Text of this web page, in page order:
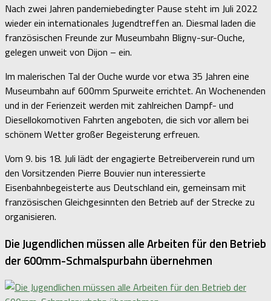
Nach zwei Jahren pandemiebedingter Pause steht im Juli 2022
wieder ein internationales Jugendtreffen an. Diesmal laden die
französischen Freunde zur Museumbahn Bligny-sur-Ouche,
gelegen unweit von Dijon – ein.
Im malerischen Tal der Ouche wurde vor etwa 35 Jahren eine
Museumbahn auf 600mm Spurweite errichtet. An Wochenenden
und in der Ferienzeit werden mit zahlreichen Dampf- und
Diesellokomotiven Fahrten angeboten, die sich vor allem bei
schönem Wetter großer Begeisterung erfreuen.
Vom 9. bis 18. Juli lädt der engagierte Betreiberverein rund um
den Vorsitzenden Pierre Bouvier nun interessierte
Eisenbahnbegeisterte aus Deutschland ein, gemeinsam mit
französischen Gleichgesinnten den Betrieb auf der Strecke zu
organisieren.
Die Jugendlichen müssen alle Arbeiten für den Betrieb
der 600mm-Schmalspurbahn übernehmen